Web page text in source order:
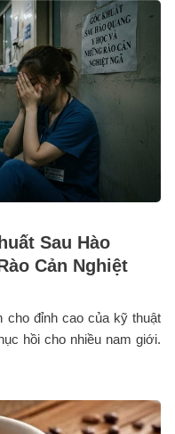
Sau Hào
Cản Nghiệt
cho đỉnh cao của kỹ thuật
hồi cho nhiều nam giới.